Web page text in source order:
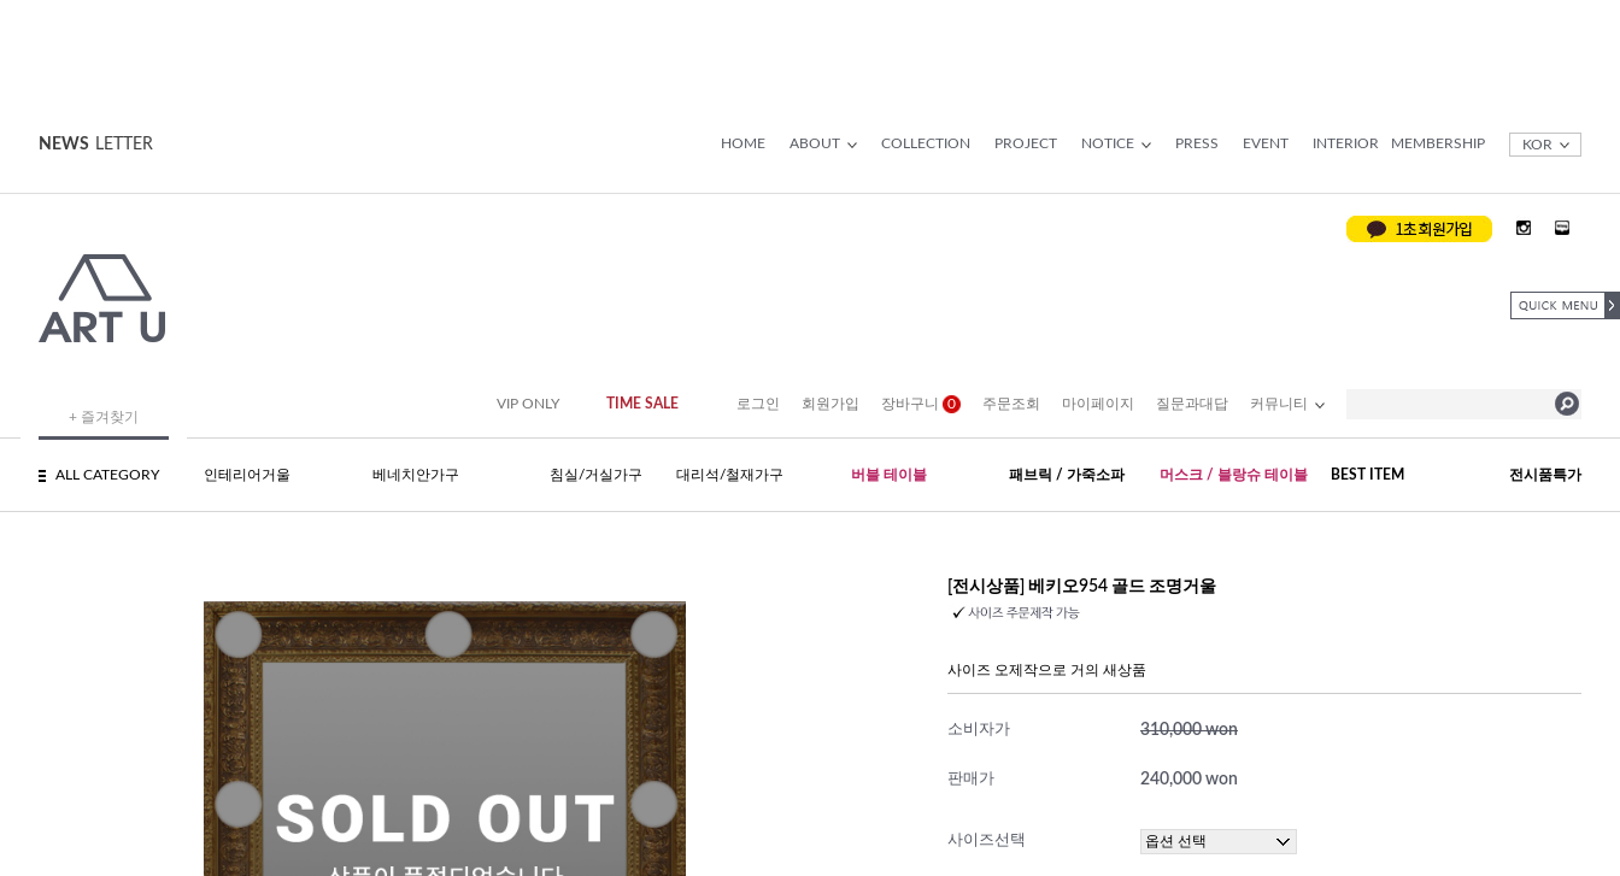
NEWS LETTER HOME ABOUT COLLECTION PROJECT NOTICE PRESS EVENT INTERIOR MEMBERSHIP KOR
+ 즐겨찾기
VIP ONLY TIME SALE 로그인 회원가입 장바구니 0 주문조회 마이페이지 질문과대답 커뮤니티
ALL CATEGORY 인테리어거울 베네치안가구 침실/거실가구 대리석/철재가구 버블 테이블 패브릭 / 가죽소파 머스크 / 블랑슈 테이블 BEST ITEM 전시품특가
[전시상품] 베키오954 골드 조명거울
사이즈 오제작으로 거의 새상품
소비자가 310,000 won
판매가 240,000 won
사이즈선택